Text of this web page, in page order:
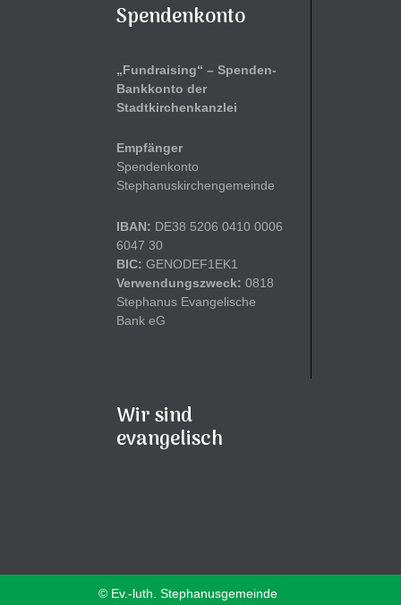
Spendenkonto
„Fundraising“ – Spenden-
Bankkonto der
Stadtkirchenkanzlei
Empfänger
Spendenkonto
Stephanuskirchengemeinde
IBAN: DE38 5206 0410 0006
6047 30
BIC: GENODEF1EK1
Verwendungszweck: 0818
Stephanus Evangelische
Bank eG
Wir sind
evangelisch
© Ev.-luth. Stephanusgemeinde